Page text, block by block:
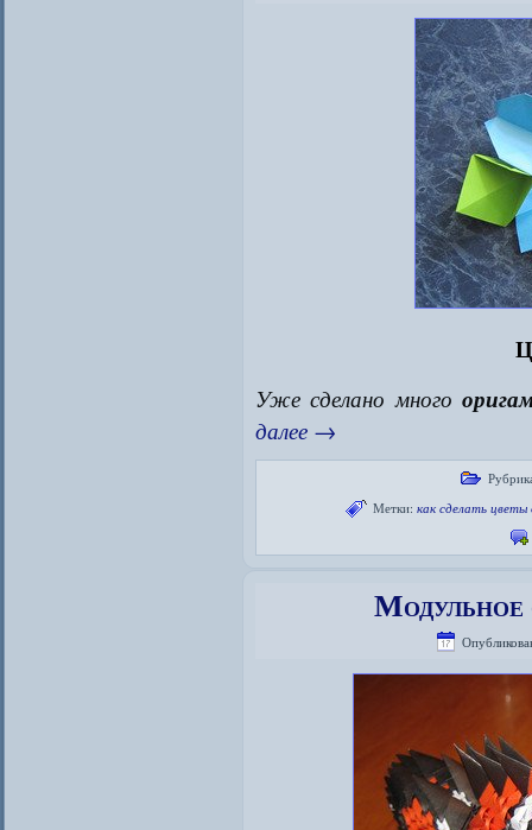
Уже сделано много
далее →
Метки: как сделать цветы
Модульное